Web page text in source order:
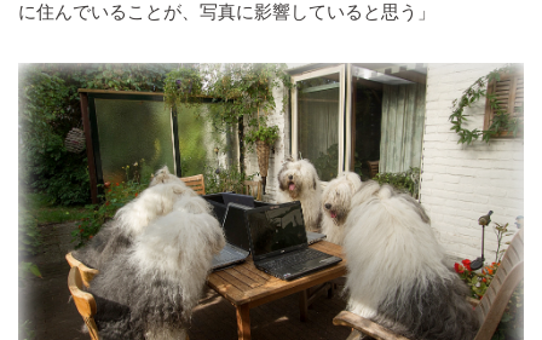
に住んでいることが、写真に影響していると思う」